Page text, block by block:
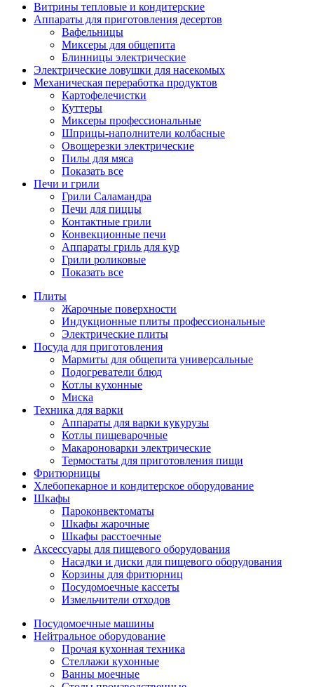
Витрины тепловые и кондитерские
Аппараты для приготовления десертов
Вафельницы
Миксеры для общепита
Блинницы электрические
Электрические ловушки для насекомых
Механическая переработка продуктов
Картофелечистки
Куттеры
Миксеры профессиональные
Шприцы-наполнители колбасные
Овощерезки электрические
Пилы для мяса
Показать все
Печи и грили
Грили Саламандра
Печи для пиццы
Контактные грили
Конвекционные печи
Аппараты гриль для кур
Грили роликовые
Показать все
Плиты
Жарочные поверхности
Индукционные плиты профессиональные
Электрические плиты
Посуда для приготовления
Мармиты для общепита универсальные
Подогреватели блюд
Котлы кухонные
Миска
Техника для варки
Аппараты для варки кукурузы
Котлы пищеварочные
Макароноварки электрические
Термостаты для приготовления пищи
Фритюрницы
Хлебопекарное и кондитерское оборудование
Шкафы
Пароконвектоматы
Шкафы жарочные
Шкафы расстоечные
Аксессуары для пищевого оборудования
Насадки и диски для пищевого оборудования
Корзины для фритюрниц
Посудомоечные кассеты
Измельчители отходов
Посудомоечные машины
Нейтральное оборудование
Прочая кухонная техника
Стеллажи кухонные
Ванны моечные